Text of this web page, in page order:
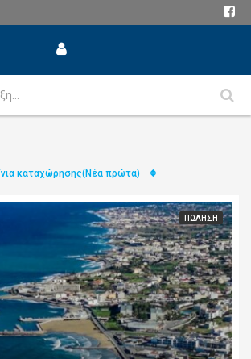
καταχώρησης(Νέα πρώτα)
ΠΏΛΗΣΗ